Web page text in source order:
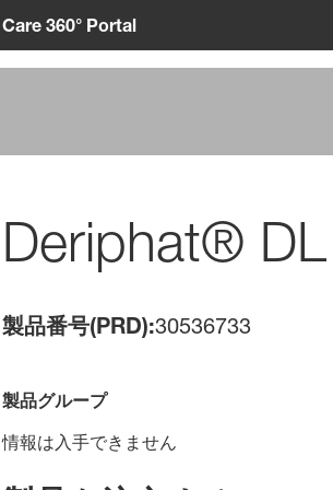
Care 360° Portal
Deriphat®
製品番号(PRD):30536733
製品グループ
情報は入手できません